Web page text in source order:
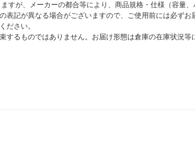
すが、メーカーの都合等により、商品規格・仕様（容量
記が異なる場合がございますので、ご使用前には必ず
ださい。
るものではありません。お届け形態は倉庫の在庫状況